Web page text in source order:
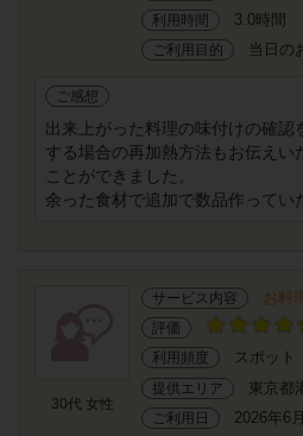
利用時間 3.0時間
ご利用目的 当日の
ご感想
出来上がった料理の味付けの確認
する場合の再加熱方法もお伝えい
ことができました。
余った食材で追加で数品作ってい
30代 女性
サービス内容 お料
評価
利用頻度
スポット
提供エリア 東京都
ご利用日 2026年6